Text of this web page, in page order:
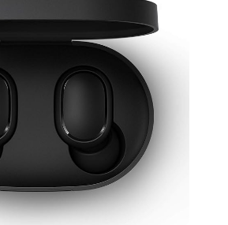
acionando funções para
equipado com IPX4 para
ao usá-lo até mesmo em
é inevitável. Redmi Airdots 3
de Redução de Ruído
clareza e qualidade de
Especificações: Marca:
Integração com
(Siri, Google e XiaoAi)
do fone: 43mAh Bateria do
horas de uso e 30 horas com o